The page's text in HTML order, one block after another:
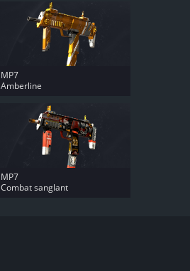
MP7
Amberline
MP7
Combat sanglant